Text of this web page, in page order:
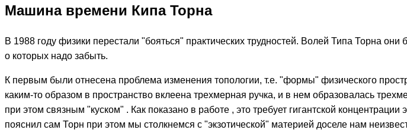
Машина времени Кипа Торна
В 1988 году физики перестали "бояться" практических трудностей. Волей Типа Торна
о которых надо забыть.
К первым были отнесена проблема изменения топологии, т.е. "формы" физического
каким-то образом в пространство вклеена трехмерная ручка, и в нем образовалась
при этом связным "куском" . Как показано в работе , это требует гигантской
пояснил сам Торн при этом мы столкнемся с "экзотической" материей доселе нам